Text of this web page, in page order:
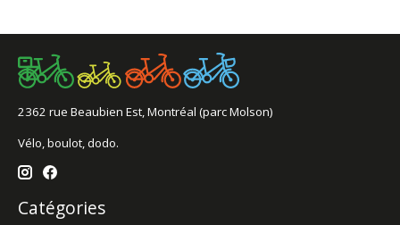
2362 rue Beaubien Est, Montréal (parc Molson)
Vélo, boulot, dodo.
Catégories